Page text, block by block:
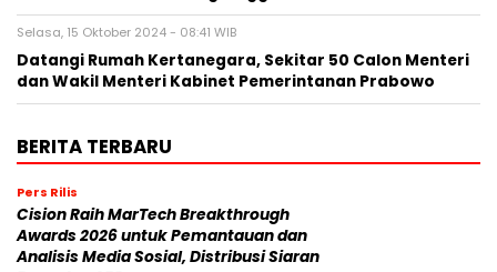
Selasa, 15 Oktober 2024 - 08:41 WIB
Datangi Rumah Kertanegara, Sekitar 50 Calon Menteri
dan Wakil Menteri Kabinet Pemerintanan Prabowo
BERITA TERBARU
Pers Rilis
Cision Raih MarTech Breakthrough
Awards 2026 untuk Pemantauan dan
Analisis Media Sosial, Distribusi Siaran